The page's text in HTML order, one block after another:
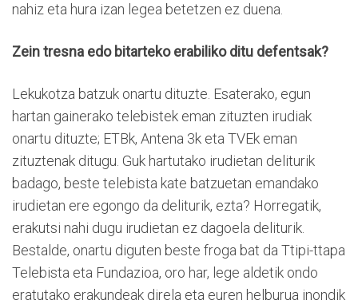
nahiz eta hura izan legea betetzen ez duena.
Zein tresna edo bitarteko erabiliko ditu defentsak?
Lekukotza batzuk onartu dituzte. Esaterako, egun
hartan gainerako telebistek eman zituzten irudiak
onartu dituzte; ETBk, Antena 3k eta TVEk eman
zituztenak ditugu. Guk hartutako irudietan deliturik
badago, beste telebista kate batzuetan emandako
irudietan ere egongo da deliturik, ezta? Horregatik,
erakutsi nahi dugu irudietan ez dagoela deliturik.
Bestalde, onartu diguten beste froga bat da Ttipi-ttapa
Telebista eta Fundazioa, oro har, lege aldetik ondo
eratutako erakundeak direla eta euren helburua inondik